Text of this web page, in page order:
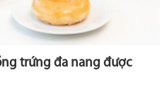
trứng đa nang được